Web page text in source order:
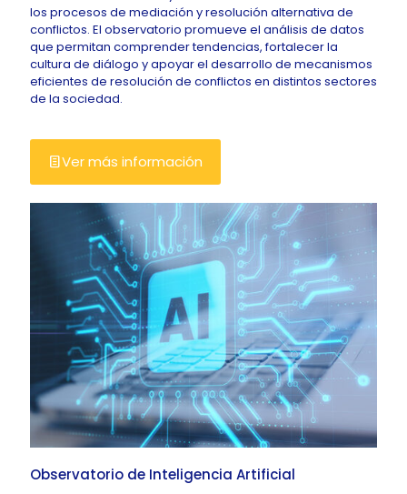
los procesos de mediación y resolución alternativa de
conflictos. El observatorio promueve el análisis de datos
que permitan comprender tendencias, fortalecer la
cultura de diálogo y apoyar el desarrollo de mecanismos
eficientes de resolución de conflictos en distintos sectores
de la sociedad.
Ver más información
Observatorio de Inteligencia Artificial